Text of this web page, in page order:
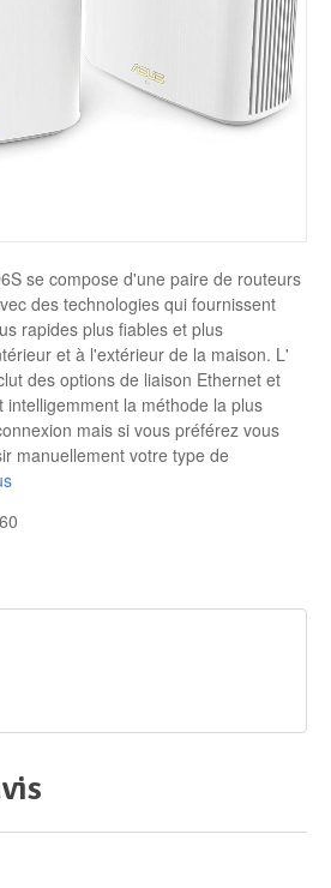
se compose d'une paire de routeurs
des technologies qui fournissent
rapides plus fiables et plus
et à l'extérieur de la maison. L'
des options de liaison Ethernet et
la méthode la plus
mais si vous préférez vous
manuellement votre type de